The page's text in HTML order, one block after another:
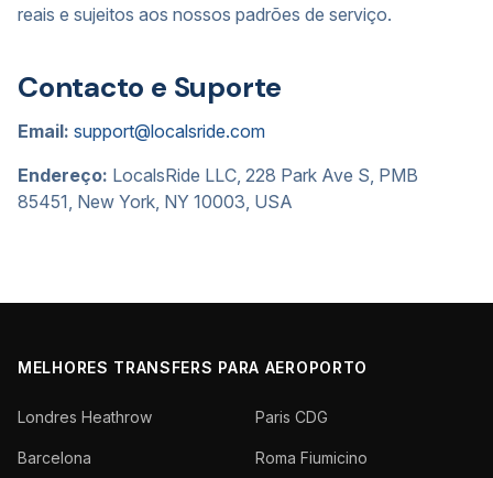
reais e sujeitos aos nossos padrões de serviço.
Contacto e Suporte
Email: support@localsride.com
Endereço: LocalsRide LLC, 228 Park Ave S, PMB
85451, New York, NY 10003, USA
MELHORES TRANSFERS PARA AEROPORTO
Londres Heathrow Paris CDG
Barcelona Roma Fiumicino